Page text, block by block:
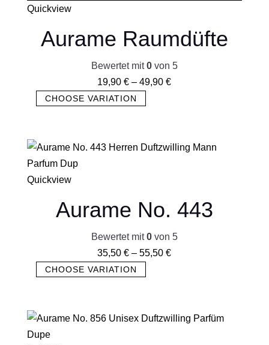
Quickview
Aurame Raumdüfte
Bewertet mit0von 5
19,90€ –49,90€
CHOOSE VARIATION
Quickview
Aurame No. 443
Bewertet mit0von 5
35,50€ –55,50€
CHOOSE VARIATION